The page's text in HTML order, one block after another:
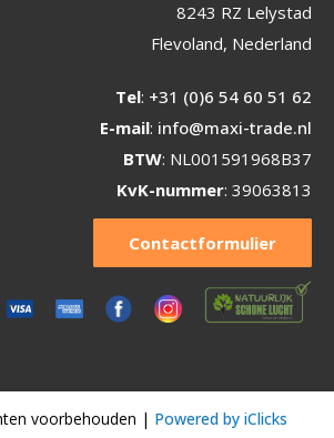
8243 RZ Lelystad
Flevoland, Nederland
Tel: +31 (0)6 54 60 51 62
E-mail: info@maxi-trade.nl
BTW: NL001591968B37
KvK-nummer: 39063813
Contactformulier
voorbehouden | Powered by iClicks